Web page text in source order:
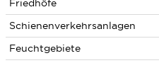
Friedhöfe
Schienenverkehrsanlagen
Feuchtgebiete